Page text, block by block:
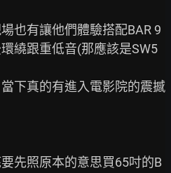
也有讓他們體驗搭配BAR 9
繞跟重低音(那應該是SW5
下真的有進入電影院的震撼
先照原本的意思買65吋的B